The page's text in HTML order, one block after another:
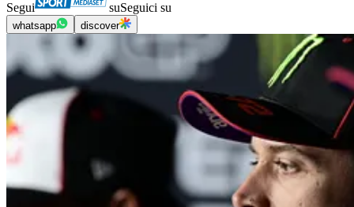
Segui suSeguici su
whatsapp discover